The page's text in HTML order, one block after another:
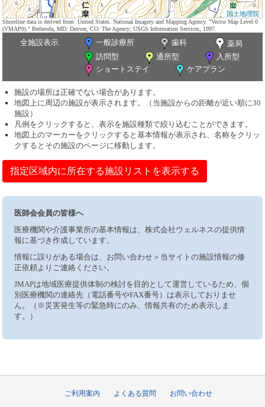
国土地理院
Shoreline data is derived from: United States. National Imagery and Mapping Agency. "Vector Map Level 0
(VMAP0)." Bethesda, MD: Denver, CO: The Agency; USGS Information Services, 1997.
全施設表示 一般診療所 歯科
薬局
訪問型
通所型
入所型
ショートステイ
ケアプラン
施設の場所は正確でない場合があります。
地図上に周辺の施設が表示されます。（当施設からの距離が近い順に30
施設）
凡例をクリックすると、表示を施設種類で絞り込むことができます。
地図上のマーカーをクリックすると基本情報が表示され、名称をクリッ
クするとその施設のページに移動します。
指定区域内に所在する施設リストを表示する
医師会会員の皆様へ
医療機関や介護事業所の基本情報は、株式会社ウェルネスの提供情
報に基づき作成しています。
情報に誤りがある場合は、お問い合わせ＞当サイトの施設情報の修
正依頼よりご連絡ください。
JMAPは地域医療提供体制の検討を目的として運営しているため、個
別医療機関の連絡先（電話番号やFAX番号）は表示しておりませ
ん。（※災害発生等の緊急時にのみ、情報共有のため表示しま
す。）
ご利用案内 よくある質問 お問い合わせ